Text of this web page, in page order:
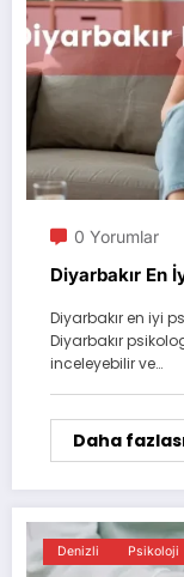
0 Yorumlar
Diyarbakır En
Diyarbakır en iyi
Diyarbakır
inceleyebilir ve…
Daha
Denizli Psikoloji